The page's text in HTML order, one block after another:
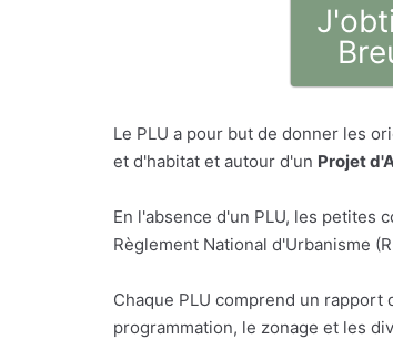
Le PLU a pour but de donner les
et d'habitat et autour d'un Projet
En l'absence d'un PLU, les petites
Règlement National d'Urbanisme
Chaque PLU comprend un
programmation, le zonage et les